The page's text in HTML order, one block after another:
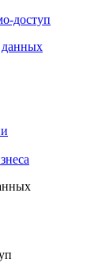
доступ
данных